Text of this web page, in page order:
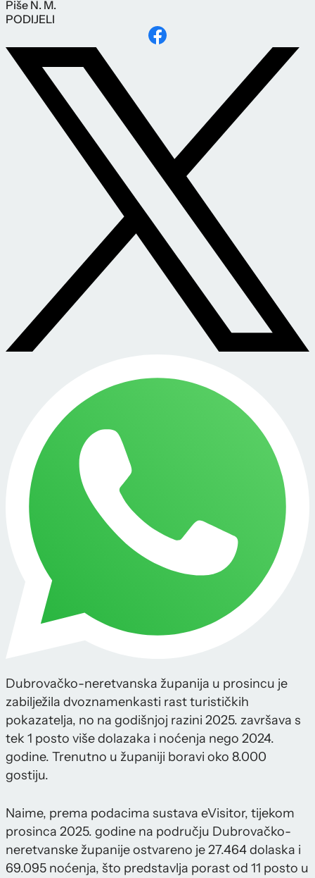
Piše N. M.
PODIJELI
Dubrovačko-neretvanska županija u prosincu je
zabilježila dvoznamenkasti rast turističkih
pokazatelja, no na godišnjoj razini 2025. završava s
tek 1 posto više dolazaka i noćenja nego 2024.
godine. Trenutno u županiji boravi oko 8.000
gostiju.
Naime, prema podacima sustava eVisitor, tijekom
prosinca 2025. godine na području Dubrovačko-
neretvanske županije ostvareno je 27.464 dolaska i
69.095 noćenja, što predstavlja porast od 11 posto u